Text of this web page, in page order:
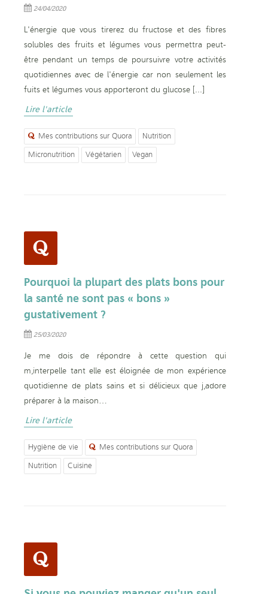
24/04/2020
L'énergie que vous tirerez du fructose et des fibres
solubles des fruits et légumes vous permettra peut-
être pendant un temps de poursuivre votre activités
quotidiennes avec de l'énergie car non seulement les
fuits et légumes vous apporteront du glucose [...]
Lire l'article
Mes contributions sur Quora
Nutrition
Micronutrition
Végétarien Vegan
Pourquoi la plupart des plats bons pour
la santé ne sont pas « bons »
gustativement ?
25/03/2020
Je me dois de répondre à cette question qui
m’interpelle tant elle est éloignée de mon expérience
quotidienne de plats sains et si délicieux que j’adore
préparer à la maison…
Lire l'article
Hygiène de vie
Mes contributions sur Quora
Nutrition
Cuisine